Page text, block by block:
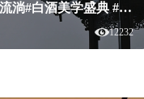
东方色彩 温柔流淌#白酒美学盛典 #白酒美学
12232